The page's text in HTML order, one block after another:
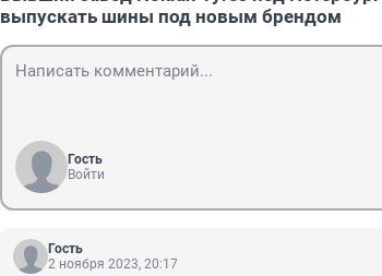
выпускать шины под новым брендом
Гость
Войти
Гость
2 ноября 2023, 20:17